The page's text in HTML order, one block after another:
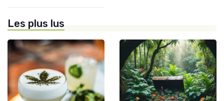
Les plus lus